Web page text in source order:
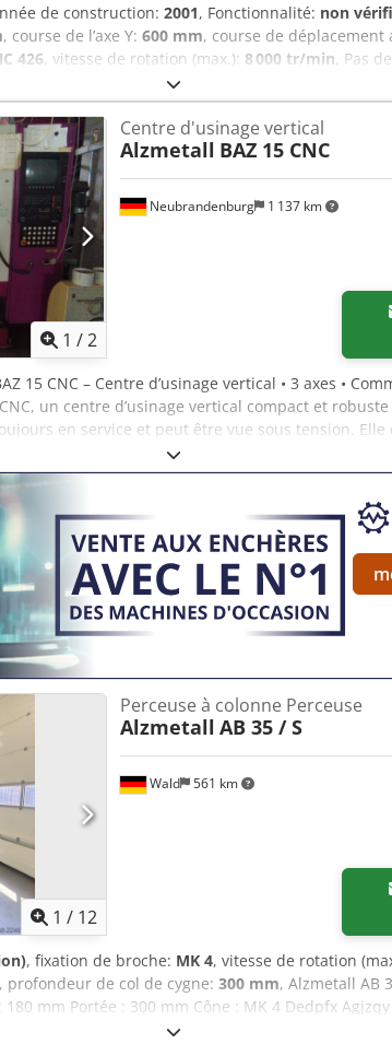
de construction: 2001, Fonctionnalité: non
, course de l’axe Y: 600 mm, course de déplacement
426, vitesse de rotation (max.): 8 000 tr/min, Pas
TECHNIQUES Dsdpfxoyv Ayfe Ag Esck Course axe
800 mm Vitesse de broche : 30–8 000 tr/min Nez de
de la pièce : 1 000 kg Changeur d'outils : 24
TNC 426 Dimensions & poids Encombrement :
kg
1 /2
Neubrandenburg 1 137 km
Centre d'usinage vertical
Alzmetall BAZ 15 CNC
15 CNC – Centre d’usinage vertical • 3 axes •
un centre d’usinage vertical compact et
en service et peut être vue sous tension. Elle
irréprochable. Caractéristiques techniques
: Fraisage Type de machine : Centre d’usinage
de table : 500 kg Axes : 3 Course X : 600 mm
9 000 tr/min Magasin d’outils : 24 emplacements
Dedpfsxxxu Usx Ag Ejck
1 / 12
Wald 561 km
Perceuse à colonne Perceuse
Alzmetall AB 35 / S
, fixation de broche: MK 4, vitesse de rotation
, profondeur de col de cygne: 300 mm, Alzmetall AB
mm Portée : 300 mm Cône : MK 4 Dedpfx
: 130 - 3500 tr/min Avance : 0,1 - 0,2 - 0,3 mm/tr